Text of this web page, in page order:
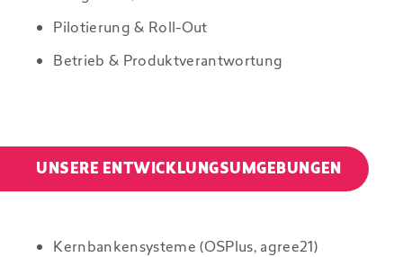
Pilotierung & Roll-Out
Betrieb & Produktverantwortung
UNSERE ENTWICKLUNGSUMGEBUNGEN
Kernbankensysteme (OSPlus, agree21)